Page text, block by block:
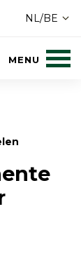
NL/BE